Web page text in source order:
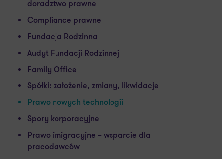
doradztwo prawne
Compliance prawne
Fundacja Rodzinna
Audyt Fundacji Rodzinnej
Family Office
Spółki: założenie, zmiany, likwidacje
Prawo nowych technologii
Spory korporacyjne
Prawo imigracyjne – wsparcie dla
pracodawców